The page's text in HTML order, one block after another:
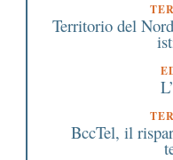
Territorio del
BccTel, il